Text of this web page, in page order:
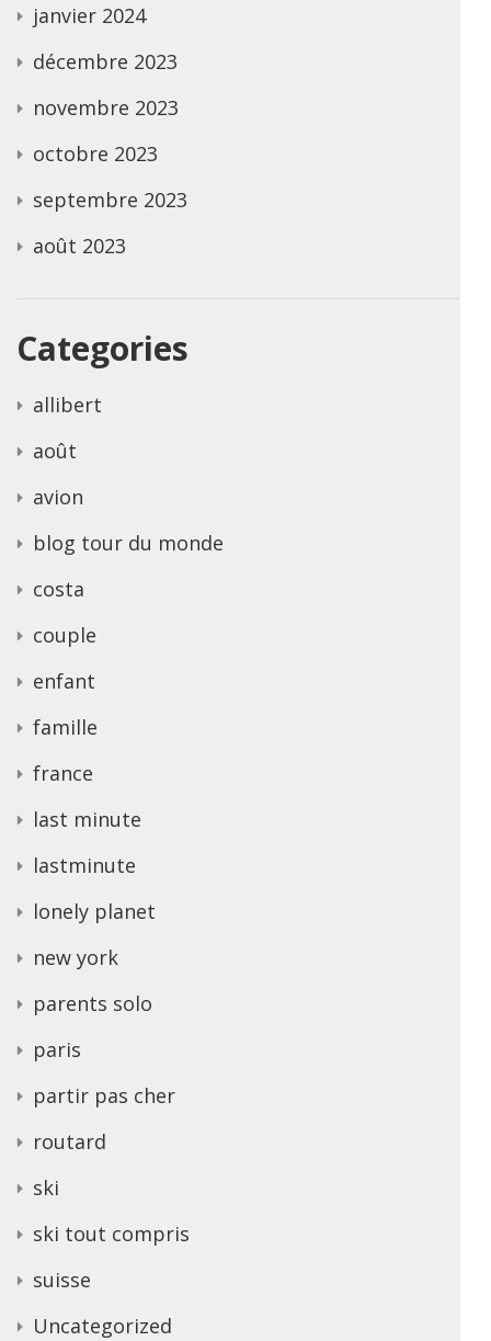
janvier 2024
décembre 2023
novembre 2023
octobre 2023
septembre 2023
août 2023
Categories
allibert
août
avion
blog tour du monde
costa
couple
enfant
famille
france
last minute
lastminute
lonely planet
new york
parents solo
paris
partir pas cher
routard
ski
ski tout compris
suisse
Uncategorized